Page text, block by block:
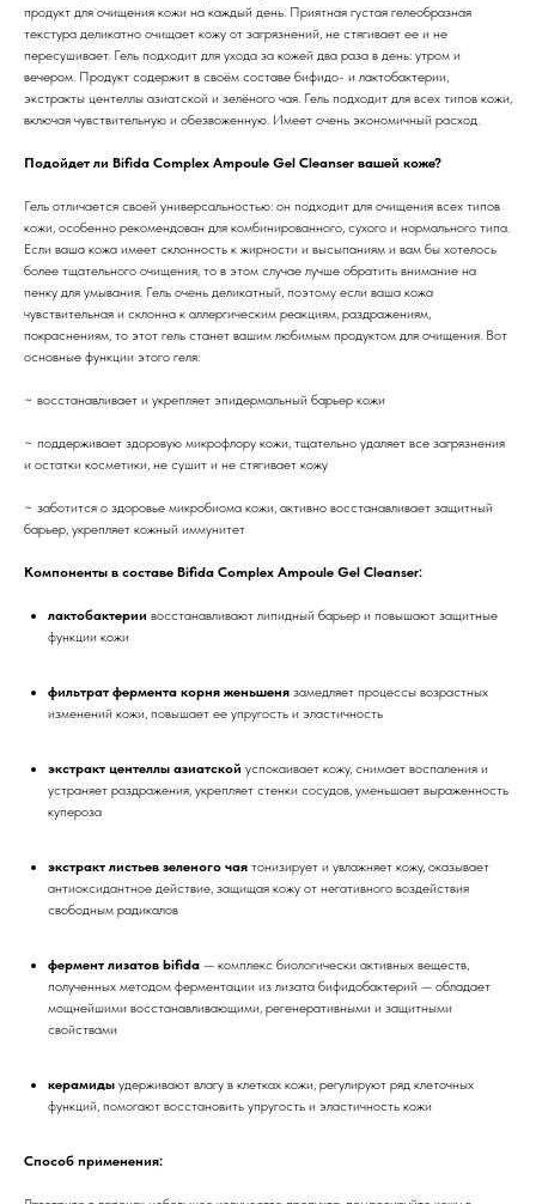
продукт для очищения кожи на каждый день. Приятная густая гелеобразная
текстура деликатно очищает кожу от загрязнений, не стягивает ее и не
пересушивает. Гель подходит для ухода за кожей два раза в день: утром и
вечером. Продукт содержит в своём составе бифидо- и лактобактерии,
экстракты центеллы азиатской и зелёного чая. Гель подходит для всех типов кожи,
включая чувствительную и обезвоженную. Имеет очень экономичный расход.
Подойдет ли Bifida Complex Ampoule Gel Cleanser вашей коже?
Гель отличается своей универсальностью: он подходит для очищения всех типов
кожи, особенно рекомендован для комбинированного, сухого и нормального типа.
Если ваша кожа имеет склонность к жирности и высыпаниям и вам бы хотелось
более тщательного очищения, то в этом случае лучше обратить внимание на
пенку для умывания. Гель очень деликатный, поэтому если ваша кожа
чувствительная и склонна к аллергическим реакциям, раздражениям,
покраснениям, то этот гель станет вашим любимым продуктом для очищения. Вот
основные функции этого геля:
~ восстанавливает и укрепляет эпидермальный барьер кожи
~ поддерживает здоровую микрофлору кожи, тщательно удаляет все загрязнения
и остатки косметики, не сушит и не стягивает кожу
~ заботится о здоровье микробиома кожи, активно восстанавливает защитный
барьер, укрепляет кожный иммунитет
Компоненты в составе Bifida Complex Ampoule Gel Cleanser:
лактобактерии восстанавливают липидный барьер и повышают защитные
функции кожи
фильтрат фермента корня женьшеня замедляет процессы возрастных
изменений кожи, повышает ее упругость и эластичность
экстракт центеллы азиатской успокаивает кожу, снимает воспаления и
устраняет раздражения, укрепляет стенки сосудов, уменьшает выраженность
купероза
экстракт листьев зеленого чая тонизирует и увлажняет кожу, оказывает
антиоксидантное действие, защищая кожу от негативного воздействия
свободным радикалов
фермент лизатов bifida — комплекс биологически активных веществ,
полученных методом ферментации из лизата бифидобактерий — обладает
мощнейшими восстанавливающими, регенеративными и защитными
свойствами
керамиды удерживают влагу в клетках кожи, регулируют ряд клеточных
функций, помогают восстановить упругость и эластичность кожи
Способ применения: